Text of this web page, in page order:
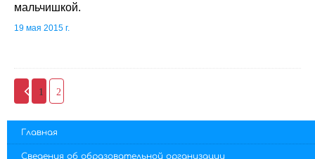
мальчишкой.
19 мая 2015 г.
1 2
Главная
Сведения об образовательной организации